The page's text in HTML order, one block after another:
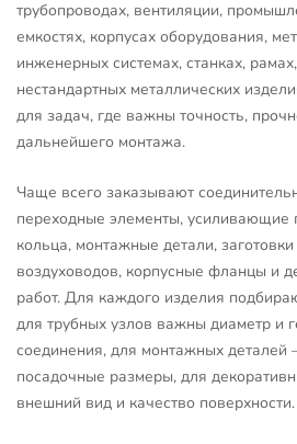
трубопроводах, вентиляции,
емкостях, корпусах оборудования,
инженерных системах, станках,
нестандартных металлических
для задач, где важны точность,
дальнейшего монтажа.
Чаще всего заказывают
переходные элементы, усиливающие
кольца, монтажные детали,
воздуховодов, корпусные фланцы и
работ. Для каждого изделия
для трубных узлов важны диаметр и
соединения, для монтажных деталей
посадочные размеры, для
внешний вид и качество поверхности.